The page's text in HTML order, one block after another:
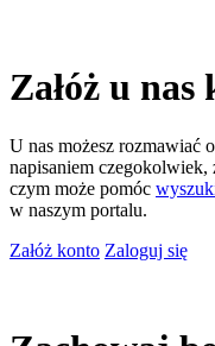
Załóż u nas
U nas możesz rozmawiać
napisaniem czegokolwiek,
czym może pomóc
w naszym portalu.
Załóż konto Zaloguj się